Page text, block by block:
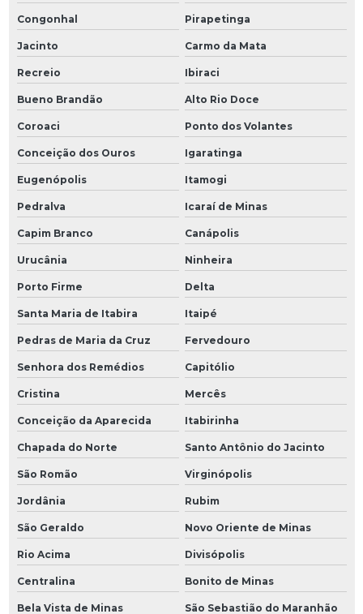
Congonhal Pirapetinga
Jacinto Carmo da Mata
Recreio Ibiraci
Bueno Brandão Alto Rio Doce
Coroaci Ponto dos Volantes
Conceição dos Ouros Igaratinga
Eugenópolis Itamogi
Pedralva Icaraí de Minas
Capim Branco Canápolis
Urucânia Ninheira
Porto Firme Delta
Santa Maria de Itabira Itaipé
Pedras de Maria da Cruz Fervedouro
Senhora dos Remédios Capitólio
Cristina Mercês
Conceição da Aparecida Itabirinha
Chapada do Norte Santo Antônio do Jacinto
São Romão Virginópolis
Jordânia Rubim
São Geraldo Novo Oriente de Minas
Rio Acima Divisópolis
Centralina Bonito de Minas
Bela Vista de Minas São Sebastião do Maranhão